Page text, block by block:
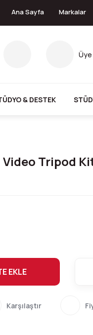
Ana Sayfa Markalar
Üye
& DESTEK
Video Tripod
EKLE
Karşılaştır